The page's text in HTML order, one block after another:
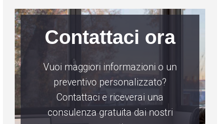
Contattaci ora
Vuoi maggiori informazioni o un
preventivo personalizzato?
Contattaci e riceverai una
consulenza gratuita dai nostri